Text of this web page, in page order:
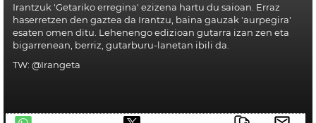
Irantzuk 'Getariko erregina' ezizena hartu du saioan. Erraz
haserretzen den gaztea da Irantzu, baina gauzak 'aurpegira'
esaten omen ditu. Lehenengo edizioan gutarra izan zen eta
bigarrenean, berriz, gutarburu-lanetan ibili da.
TW: @Irangeta